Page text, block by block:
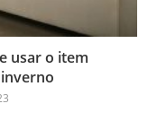
usar o item